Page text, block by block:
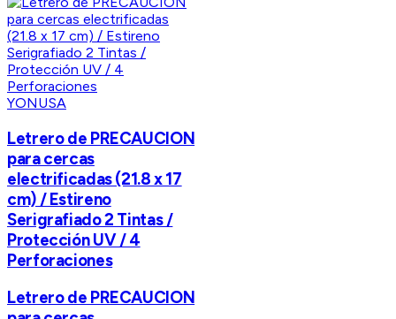
YONUSA
Letrero de PRECAUCION
para cercas
electrificadas (21.8 x 17
cm) / Estireno
Serigrafiado 2 Tintas /
Protección UV / 4
Perforaciones
Letrero de PRECAUCION